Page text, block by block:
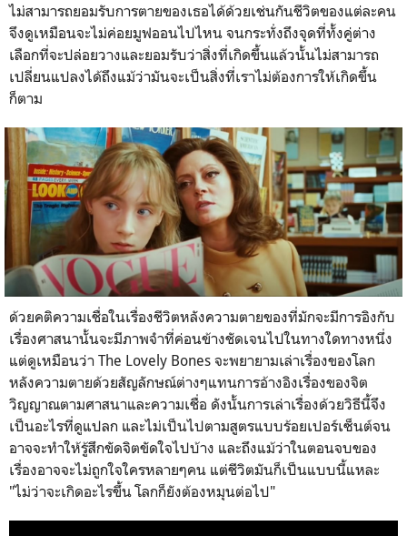
ไม่สามารถยอมรับการตายของเธอได้ด้วยเช่นกันชีวิตของแต่ละคน
จึงดูเหมือนจะไม่ค่อยมูฟออนไปไหน จนกระทั่งถึงจุดที่ทั้งคู่ต่าง
เลือกที่จะปล่อยวางและยอมรับว่าสิ่งที่เกิดขึ้นแล้วนั้นไม่สามารถ
เปลี่ยนแปลงได้ถึงแม้ว่ามันจะเป็นสิ่งที่เราไม่ต้องการให้เกิดขึ้น
ก็ตาม
ด้วยคติความเชื่อในเรื่องชีวิตหลังความตายของที่มักจะมีการอิงกับ
เรื่องศาสนานั้นจะมีภาพจำที่ค่อนข้างชัดเจนไปในทางใดทางหนึ่ง
แต่ดูเหมือนว่า The Lovely Bones จะพยายามเล่าเรื่องของโลก
หลังความตายด้วยสัญลักษณ์ต่างๆแทนการอ้างอิงเรื่องของจิต
วิญญาณตามศาสนาและความเชื่อ ดังนั้นการเล่าเรื่องด้วยวิธีนี้จึง
เป็นอะไรที่ดูแปลก และไม่เป็นไปตามสูตรแบบร้อยเปอร์เซ็นต์จน
อาจจะทำให้รู้สึกขัดจิตขัดใจไปบ้าง และถึงแม้ว่าในตอนจบของ
เรื่องอาจจะไม่ถูกใจใครหลายๆคน แต่ชีวิตมันก็เป็นแบบนี้แหละ
"ไม่ว่าจะเกิดอะไรขึ้น โลกก็ยังต้องหมุนต่อไป"